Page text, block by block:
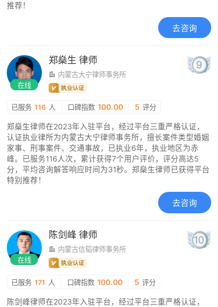
推荐！
去咨询
在线
郑燊生 律师
内蒙古大宁律师事务所
9
已服务 116 人 口碑指数 100.00 5 评分
郑燊生律师在2023年入驻平台，经过平台三重严格认证，
认证执业律所为内蒙古大宁律师事务所，擅长案件类型婚姻
家事、刑事案件、交通事故，已执业6年，执业地区为赤
峰。已服务116人次，累计获得7个用户评价，评分高达5
分，平均咨询解答响应时间为31秒。郑燊生律师已获得平台
特别推荐！
去咨询
在线
陈剑峰 律师
内蒙古信韬律师事务所
10
已服务 171 人 口碑指数 100.00 5 评分
陈剑峰律师在2023年入驻平台，经过平台三重严格认证，